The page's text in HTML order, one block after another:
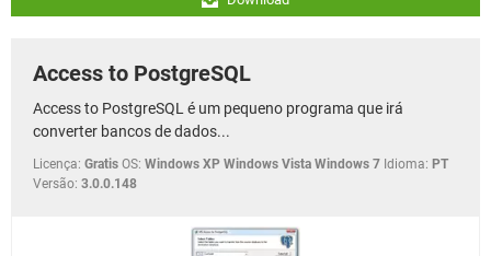
Access to PostgreSQL
Access to PostgreSQL é um pequeno programa que irá
converter bancos de dados...
Licença: Gratis OS: Windows XP Windows Vista Windows 7 Idioma: PT
Versão: 3.0.0.148